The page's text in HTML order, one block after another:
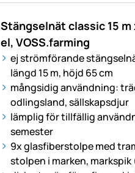
Stängselnät classic 15
el, VOSS.farming
ej strömförande
längd 15 m, höjd 65 cm
mångsidig användning:
odlingsland, sällskapsdjur
lämplig för tillfällig
semester
9x glasfiberstolpe med
stolpen i marken,